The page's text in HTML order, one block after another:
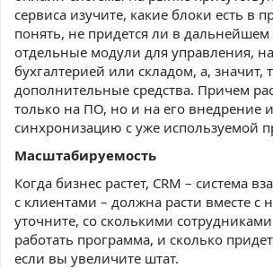
сервиса изучите, какие блоки есть в
понять, не придется ли в дальнейшем
отдельные модули для управления,
бухгалтерией или складом, а, значит,
дополнительные средства. Причем
только на ПО, но и на его внедрение и
синхронизацию с уже используемой
Масштабируемость
Когда бизнес растет, CRM – система
с клиентами – должна расти вместе с
уточните, со сколькими
работать программа, и сколько
если вы увеличите штат.